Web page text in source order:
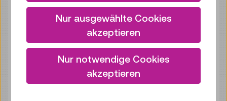
€ 2,50
Tickets
–11:10
Reservierung Kinderbereich
40 Plätze frei
Nur ausgewählte Cookies
akzeptieren
Nur notwendige Cookies
akzeptieren